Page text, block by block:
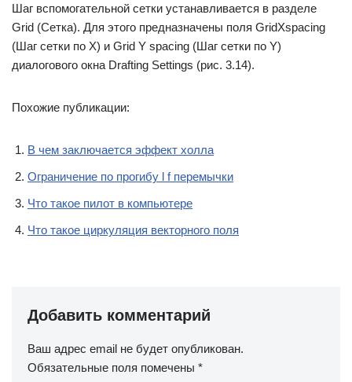
Шаг вспомогательной сетки устанавливается в разделе
Grid (Сетка). Для этого предназначены поля GridXspacing
(Шаг сетки по X) и Grid Y spacing (Шаг сетки по Y)
диалогового окна Drafting Settings (рис. 3.14).
Похожие публикации:
В чем заключается эффект холла
Ограничение по прогибу l f перемычки
Что такое пилот в компьютере
Что такое циркуляция векторного поля
Добавить комментарий
Ваш адрес email не будет опубликован.
Обязательные поля помечены *